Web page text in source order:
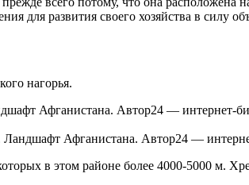
для развития своего хозяйства в силу
нагорья.
Ландшафт Афганистана. Автор24 —
в этом районе более 4000-5000 м.